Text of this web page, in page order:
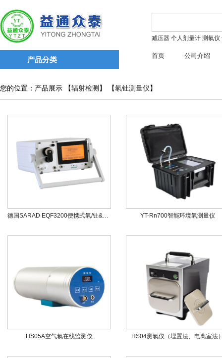
产品分类
减压器 个人剂量计 测氡仪
首页 公司介绍
您的位置：产品展示 【辐射检测 】 【氡钍测量仪 】
德国SARAD EQF3200便携式氡/钍&子体测量仪 YT-Rn700智能环境氡测量仪
HS05A空气氡在线监测仪 HS04测氡仪（埋置法、电离室法